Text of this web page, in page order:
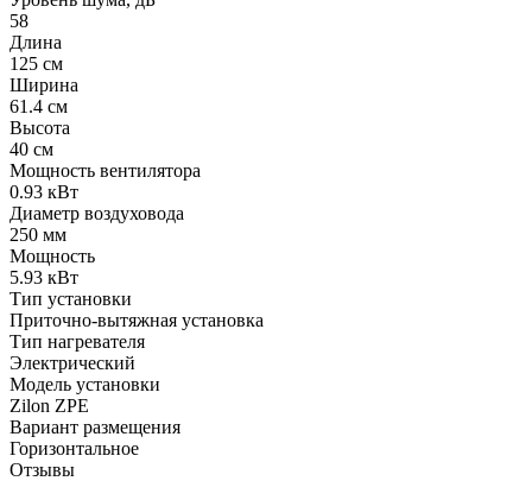
58
Длина
125 см
Ширина
61.4 см
Высота
40 см
Мощность вентилятора
0.93 кВт
Диаметр воздуховода
250 мм
Мощность
5.93 кВт
Тип установки
Приточно-вытяжная установка
Тип нагревателя
Электрический
Модель установки
Zilon ZPE
Вариант размещения
Горизонтальное
Отзывы